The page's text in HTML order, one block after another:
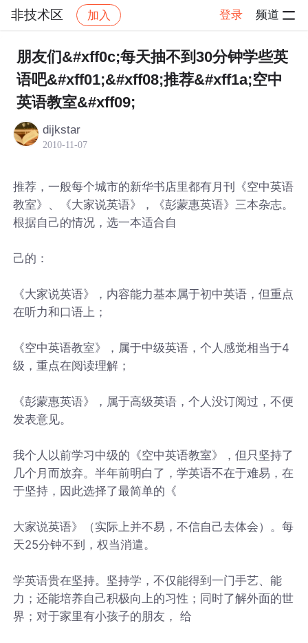
非技术区 加入 登录 频道
社区 非技术区 帖子详情
朋友们&#xff0c;每天抽不到30分钟学些英
语吧&#xff01;&#xff08;推荐&#xff1a;空中
英语教室&#xff09;
dijkstar
2010-11-07
推荐，一般每个城市的新华书店里都有月刊《空中英语
教室》、《大家说英语》，《彭蒙惠英语》三本杂志。
根据自己的情况，选一本适合自
己的：
《大家说英语》，内容能力基本属于初中英语，但重点
在听力和口语上；
《空中英语教室》，属于中级英语，个人感觉相当于4
级，重点在阅读理解；
《彭蒙惠英语》，属于高级英语，个人没订阅过，不便
发表意见。
我个人以前学习中级的《空中英语教室》，但只坚持了
几个月而放弃。半年前明白了，学英语不在于难易，在
于坚持，因此选择了最简单的《
大家说英语》（实际上并不易，不信自己去体会）。每
天25分钟不到，权当消遣。
学英语贵在坚持。坚持学，不仅能得到一门手艺、能
力；还能培养自己积极向上的习性；同时了解外面的世
界；对于家里有小孩子的朋友， 给